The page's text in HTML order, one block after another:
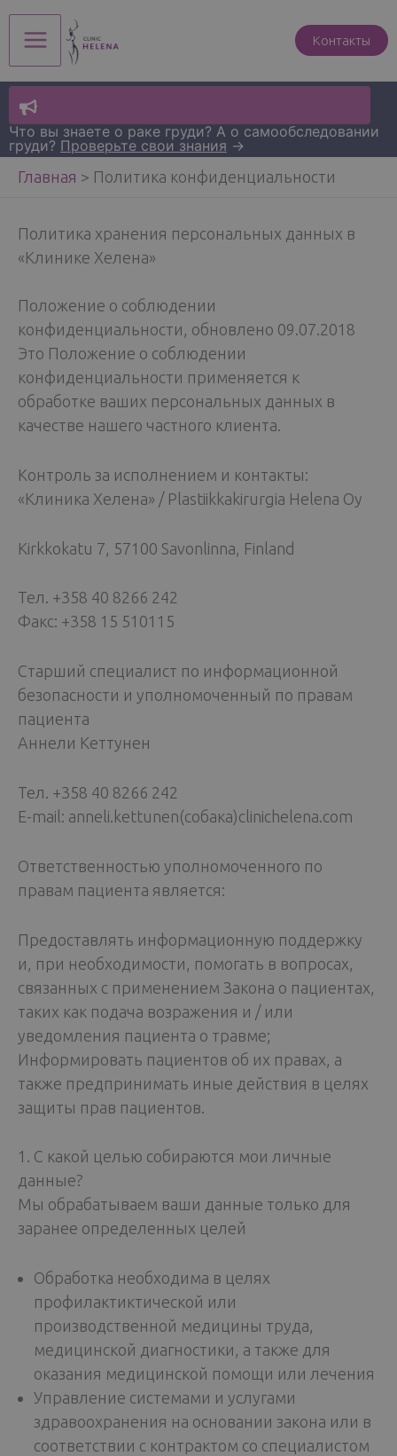
Перейти
содержимому
Main
Menu
Контакты
Что вы знаете о раке груди? А о самообследовании
груди? Проверьте свои знания →
Главная > Политика конфиденциальности
Политика хранения персональных данных в
«Клинике Хелена»
Положение о соблюдении
конфиденциальности, обновлено 09.07.2018
Это Положение о соблюдении
конфиденциальности применяется к
обработке ваших персональных данных в
качестве нашего частного клиента.
Контроль за исполнением и контакты:
«Клиника Хелена» / Plastiikkakirurgia Helena Oy
Kirkkokatu 7, 57100 Savonlinna, Finland
Тел. +358 40 8266 242
Факс: +358 15 510115
Старший специалист по информационной
безопасности и уполномоченный по правам
пациента
Аннели Кеттунен
Тел. +358 40 8266 242
E-mail: anneli.kettunen(собака)clinichelena.com
Ответственностью уполномоченного по
правам пациента является:
Предоставлять информационную поддержку
и, при необходимости, помогать в вопросах,
связанных с применением Закона о пациентах,
таких как подача возражения и / или
уведомления пациента о травме;
Информировать пациентов об их правах, а
также предпринимать иные действия в целях
защиты прав пациентов.
1. С какой целью собираются мои личные
данные?
Мы обрабатываем ваши данные только для
заранее определенных целей
Обработка необходима в целях
профилактиктической или
производственной медицины труда,
медицинской диагностики, а также для
оказания медицинской помощи или лечения
Управление системами и услугами
здравоохранения на основании закона или в
соответствии с контрактом со специалистом